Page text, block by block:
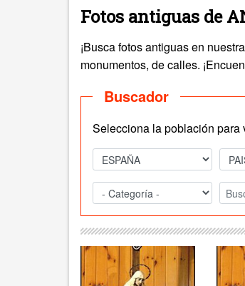
Fotos antiguas de
¡Busca fotos antiguas en
monumentos, de calles.
Buscador
Selecciona la población para